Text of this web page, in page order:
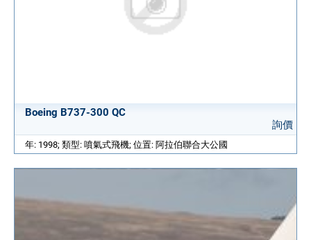
Boeing B737-300 QC
詢價
年: 1998; 類型: 噴氣式飛機; 位置: 阿拉伯聯合大公國